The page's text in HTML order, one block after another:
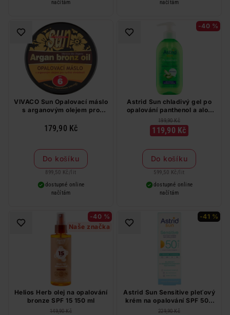
načítám načítám
VIVACO Sun Opalovací máslo
s arganovým olejem pro
ml
179,90 Kč
Do košíku
899,50 Kč / lit
dostupné online
načítám
-40 %
Astrid Sun chladivý gel po
opalování panthenol a aloe
vera 200 ml
199,90 Kč
119,90 Kč
Do košíku
599,50 Kč / lit
dostupné online
načítám
-40 %
Naše značka
Helios Herb olej na opalování
bronze SPF 15 150 ml
149,90 Kč
-41 %
Astrid Sun Sensitive pleťový
krém na opalování SPF 50+
50 ml
229,90 Kč